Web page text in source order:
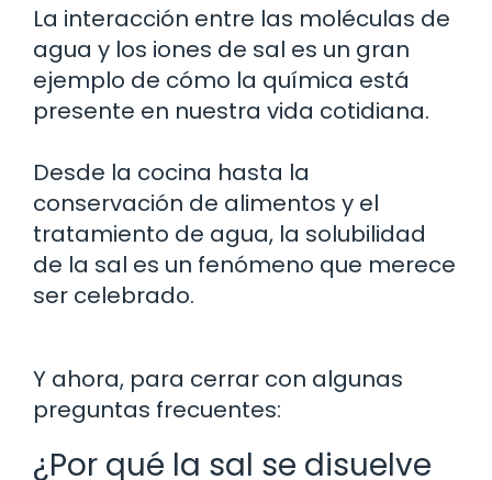
La interacción entre las moléculas de
agua y los iones de sal es un gran
ejemplo de cómo la química está
presente en nuestra vida cotidiana.
Desde la cocina hasta la
conservación de alimentos y el
tratamiento de agua, la solubilidad
de la sal es un fenómeno que merece
ser celebrado.
Y ahora, para cerrar con algunas
preguntas frecuentes:
¿Por qué la sal se disuelve